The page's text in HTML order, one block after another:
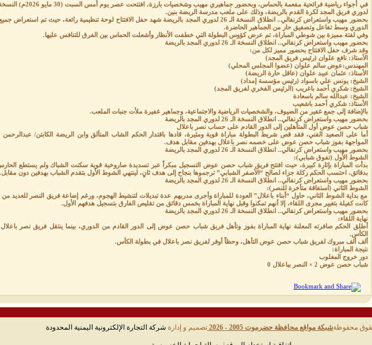
​في أجواء رياضية فرائحية مفعمة بالحماس،
لدوري فريق المجد لكرة القدم بالريضة، وذلك على ملعب مدرسة الريضة بنين.
بحضور مهيب واستعراض كرنفالي.. انطلاق النسخة الـ 26 لدوري المجد بالريضة ​شهد حفل الافتتاح لوحة تنظيمية رائعة، حيث تم
الدوري وسط تفاعل وتصفيق حار من الجماهير الحاضرة.
وفي لفتة مميزة بين شوطي المباراة، تم عرض كؤوس البطولة التي خطفت الأنظار وأشعلت الحماس بين الفرق للتنافس عليها.
بحضور مهيب واستعراض كرنفالي.. انطلاق النسخة الـ 26 لدوري المجد بالريضة
​وقد شرف حفل الافتتاح بحضور مميز لكل من:
​الأستاذ: نافع علوان (رئيس فريق المجد)
المهندس:عوض سالم علوان (عضوا المجلس المحلي)
​الأستاذ: عثمان عبيد علوان (عاقل حارة الريضة)
​الشيخ: يونس علي باسواد (رئيس مؤسسة إمداد)
​الشيخ: شكري أحمد باغريب (الرئيس الفخري لفريق المجد)
​الشيخ: عبدالله سالم باسعادة
​الأستاذ: شكري أحمد باشعيب
بالإضافة إلى جمع غفير من الضيوف، والشخصيات الرياضية والاجتماعية، وجماهير غفيرة ملأت جنبات الملعب.
بحضور مهيب واستعراض كرنفالي.. انطلاق النسخة الـ 26 لدوري المجد بالريضة
شباب حصن عوض أول المتأهلين إلى الدور القادم على حساب نصر باعلال
​أما على الصعيد الفني، فقد قص شريط البطولة مباراة قوية ومثيرة، قادها باقتدار الحكم الشاب المتألق وابن الريضة الكابتن/
المواجهة بفوز شباب حصن عوض على خصمه نصر باعلال بهدفين مقابل هدف.
بحضور مهيب واستعراض كرنفالي.. انطلاق النسخة الـ 26 لدوري المجد بالريضة
​الشوط الأول (تفوق شبابي):
بدأت المباراة بإثارة كبيرة، حيث افتتح فريق شباب حصن عوض التسجيل مبكراً عبر تسديدة صاروخية قوية سكنت الشباك ولم يستطع
بدقائق، احتسب الحكم ركلة جزاء لصالح “الأصفر الشبابي” ترجموها بنجاح إلى هدف ثانٍ، لينتهي الشوط الأول بتقدم الشباب بهدفين دون مقابل.
بحضور مهيب واستعراض كرنفالي.. انطلاق النسخة الـ 26 لدوري المجد بالريضة
​الشوط الثاني (استفاقة متأخرة للنصر):
مع بداية الشوط الثاني، حاول “أبناء باعلال” العودة للمباراة وأجرى مدربهم عدة تبديلات لتنشيط الهجوم، ورغم إضاعة فريق النصر للعديد
كانت كفيلة بتغيير مجرى اللقاء، إلا أنهم تمكنوا وقبل نهاية المباراة بخمس دقائق من تقليص الفارق بتسجيل هدفهم الأول.
بحضور مهيب واستعراض كرنفالي.. انطلاق النسخة الـ 26 لدوري المجد بالريضة
​نهاية اللقاء:
أطلق الحكم صافرته المعلنة نهاية المباراة بفوز وتأهل فريق شباب حصن عوض إلى الدور القادم من الدوري، بينما ينتقل فريق نصر
الكأس.
ألف ألف مبروك لفريق شباب حصن عوض التأهل، وحظاً أوفر لفريق نصر باعلال في بطولة الكأس.
نتيجة المباراة:
دور خروج المغلوب
شباب حصن عوض 2 × النصر بباعلال 0
محفوظةشبكة مواقع محافظة حضرموت 2005 - 2026 تصميم و إدارة شركة التجارة الإلكترونية اليمنية المحدودة